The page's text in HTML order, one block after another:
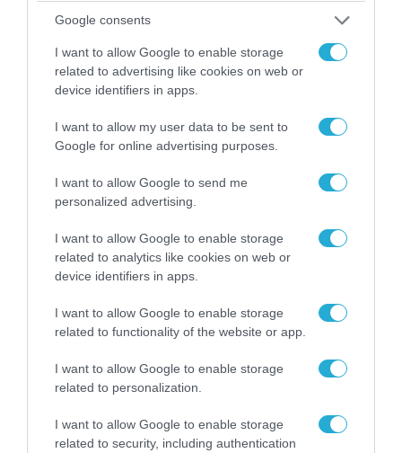
Google consents
I want to allow Google to enable storage
related to advertising like cookies on web or
device identifiers in apps.
I want to allow my user data to be sent to
Google for online advertising purposes.
I want to allow Google to send me
personalized advertising.
I want to allow Google to enable storage
related to analytics like cookies on web or
device identifiers in apps.
I want to allow Google to enable storage
related to functionality of the website or app.
I want to allow Google to enable storage
related to personalization.
I want to allow Google to enable storage
related to security, including authentication
07.08.2026 | 20:02
Κωνσταντίνο Ζούλα από τον ΣΚΑΪ – Ο λόγος της
απομάκρυνσής του